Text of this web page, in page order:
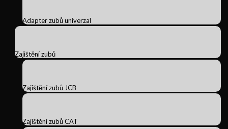
Adapter zubů univerzal
Zajištění zubů
Zajištění zubů JCB
Zajištění zubů CAT